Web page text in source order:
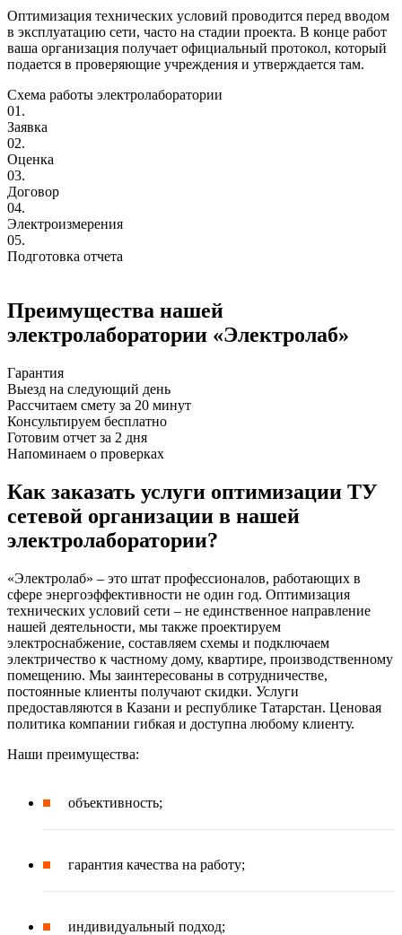
Оптимизация технических условий проводится перед вводом
в эксплуатацию сети, часто на стадии проекта. В конце работ
ваша организация получает официальный протокол, который
подается в проверяющие учреждения и утверждается там.
Схема работы электролаборатории
01.
Заявка
02.
Оценка
03.
Договор
04.
Электроизмерения
05.
Подготовка отчета
Преимущества нашей
электролаборатории «Электролаб»
Гарантия
Выезд на следующий день
Рассчитаем смету за 20 минут
Консультируем бесплатно
Готовим отчет за 2 дня
Напоминаем о проверках
Как заказать услуги оптимизации ТУ
сетевой организации в нашей
электролаборатории?
«Электролаб» – это штат профессионалов, работающих в
сфере энергоэффективности не один год. Оптимизация
технических условий сети – не единственное направление
нашей деятельности, мы также проектируем
электроснабжение, составляем схемы и подключаем
электричество к частному дому, квартире, производственному
помещению. Мы заинтересованы в сотрудничестве,
постоянные клиенты получают скидки. Услуги
предоставляются в Казани и республике Татарстан. Ценовая
политика компании гибкая и доступна любому клиенту.
Наши преимущества:
объективность;
гарантия качества на работу;
индивидуальный подход;